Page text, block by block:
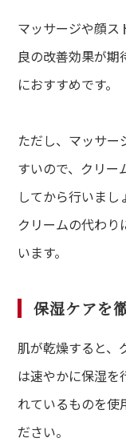
マッサージや顔ス
良の改善効果が期
におすすめです。
ただし、マッサー
すいので、クリー
してから行いま
クリームの代わ
います。
保湿ケアを
肌が乾燥すると、
は速やかに保湿を
れているものを使
ださい。